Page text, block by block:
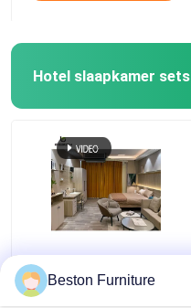
Hotel slaapkamer sets
Appartement Kamer
Slaapkamer Set Hout 5
sterren Hotel
Beston Furniture